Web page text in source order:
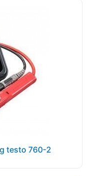
testo 760-2